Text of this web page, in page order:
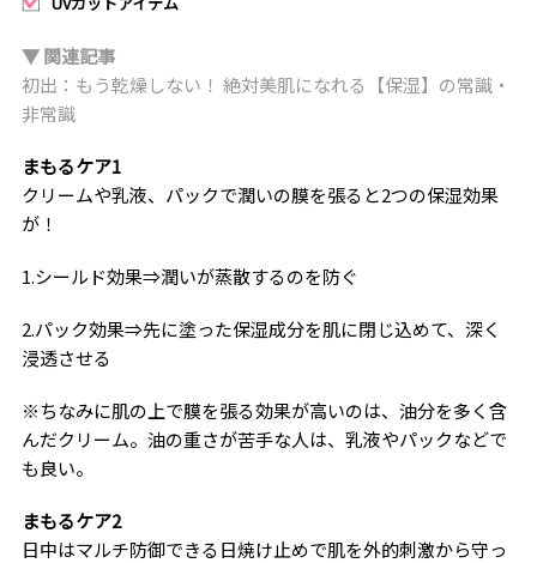
▼ 関連記事
初出：もう乾燥しない！ 絶対美肌になれる【保湿】の常識・
非常識
まもるケア1
クリームや乳液、パックで潤いの膜を張ると2つの保湿効果
が！
1.シールド効果⇒潤いが蒸散するのを防ぐ
2.パック効果⇒先に塗った保湿成分を肌に閉じ込めて、深く
浸透させる
※ちなみに肌の上で膜を張る効果が高いのは、油分を多く含
んだクリーム。油の重さが苦手な人は、乳液やパックなどで
も良い。
まもるケア2
日中はマルチ防御できる日焼け止めで肌を外的刺激から守っ